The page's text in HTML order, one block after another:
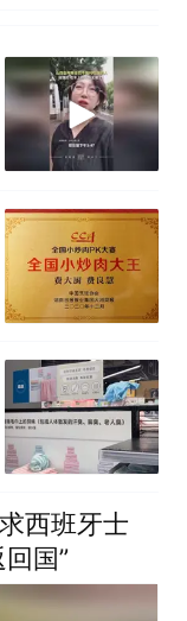
西班牙士
国”